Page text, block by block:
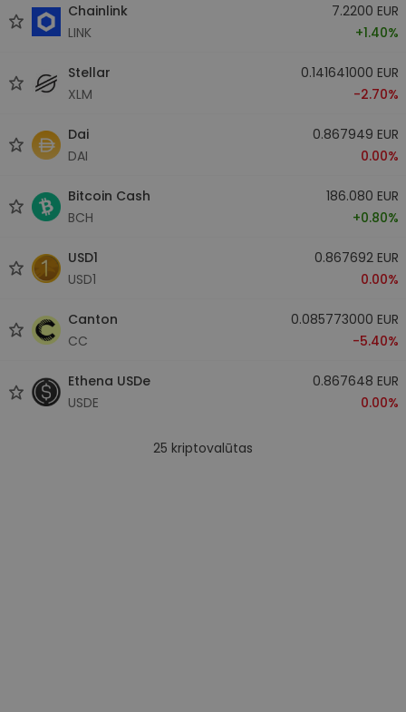
Chainlink
LINK
7.2200 EUR
+1.40%
Stellar
XLM
0.141641000 EUR
-2.70%
Dai
DAI
0.867949 EUR
0.00%
Bitcoin Cash
BCH
186.080 EUR
+0.80%
USD1
USD1
0.867692 EUR
0.00%
Canton
CC
0.085773000 EUR
-5.40%
Ethena USDe
USDE
0.867648 EUR
0.00%
25 kriptovalūtas